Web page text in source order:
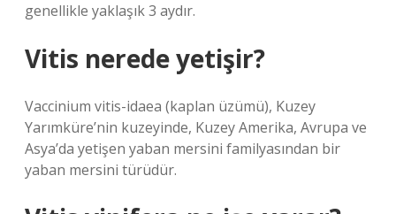
genellikle yaklaşık 3 aydır.
Vitis nerede yetişir?
Vaccinium vitis-idaea (kaplan üzümü), Kuzey
Yarımküre’nin kuzeyinde, Kuzey Amerika, Avrupa ve
Asya’da yetişen yaban mersini familyasından bir
yaban mersini türüdür.